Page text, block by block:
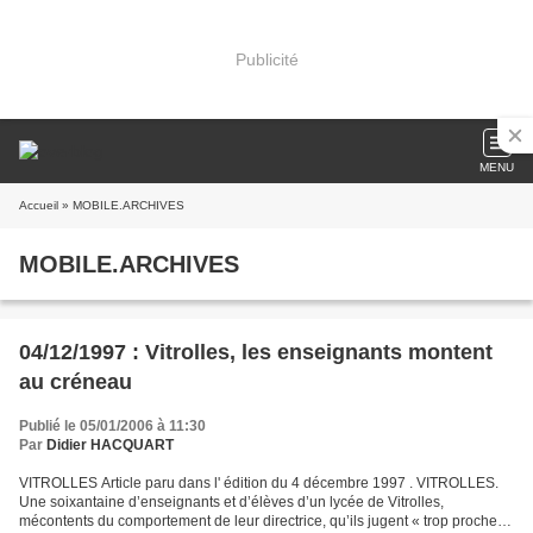
Publicité
MENU
Accueil » MOBILE.ARCHIVES
MOBILE.ARCHIVES
04/12/1997 : Vitrolles, les enseignants montent
au créneau
Publié le 05/01/2006 à 11:30
Par Didier HACQUART
VITROLLES Article paru dans l' édition du 4 décembre 1997 . VITROLLES.
Une soixantaine d’enseignants et d’élèves d’un lycée de Vitrolles,
mécontents du comportement de leur directrice, qu’ils jugent « trop proche »